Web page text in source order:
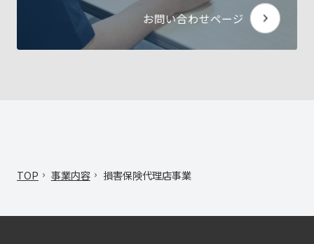
お問い合わせページ
TOP 事業内容 損害保険代理店事業